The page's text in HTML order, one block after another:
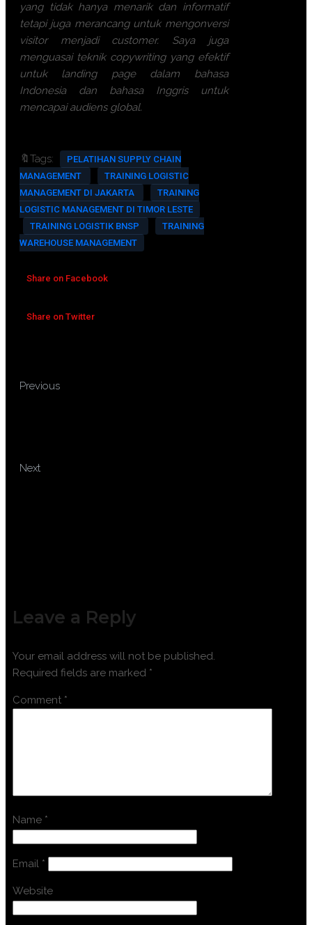
yang tidak hanya menarik dan informatif
tetapi juga merancang untuk mengonversi
visitor menjadi customer. Saya juga
menguasai teknik copywriting yang efektif
untuk landing page dalam bahasa
Indonesia dan bahasa Inggris untuk
mencapai audiens global.
🔖Tags:
PELATIHAN SUPPLY CHAIN
MANAGEMENT
TRAINING LOGISTIC
MANAGEMENT DI JAKARTA
TRAINING
LOGISTIC MANAGEMENT DI TIMOR LESTE
TRAINING LOGISTIK BNSP
TRAINING
WAREHOUSE MANAGEMENT
Share on Facebook
Share on Twitter
Previous
Next
Leave a Reply
Your email address will not be published.
Required fields are marked *
Comment *
Name *
Email *
Website